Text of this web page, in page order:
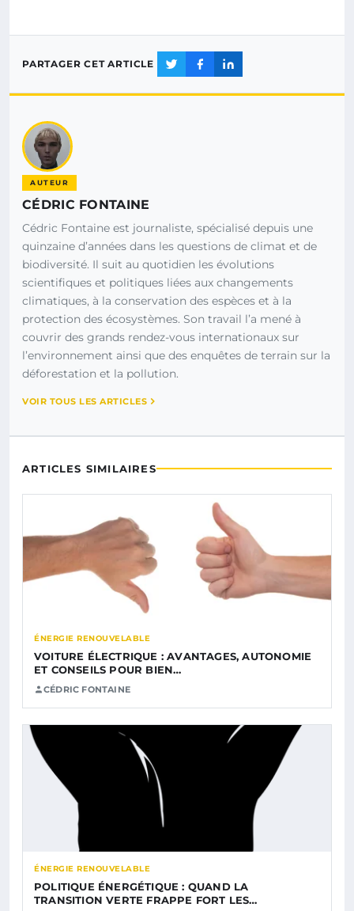
PARTAGER CET ARTICLE
AUTEUR
CÉDRIC FONTAINE
Cédric Fontaine est journaliste, spécialisé depuis une
quinzaine d’années dans les questions de climat et de
biodiversité. Il suit au quotidien les évolutions
scientifiques et politiques liées aux changements
climatiques, à la conservation des espèces et à la
protection des écosystèmes. Son travail l’a mené à
couvrir des grands rendez-vous internationaux sur
l’environnement ainsi que des enquêtes de terrain sur la
déforestation et la pollution.
VOIR TOUS LES ARTICLES
ARTICLES SIMILAIRES
ÉNERGIE RENOUVELABLE
VOITURE ÉLECTRIQUE : AVANTAGES, AUTONOMIE
ET CONSEILS POUR BIEN…
CÉDRIC FONTAINE
ÉNERGIE RENOUVELABLE
POLITIQUE ÉNERGÉTIQUE : QUAND LA
TRANSITION VERTE FRAPPE FORT LES…